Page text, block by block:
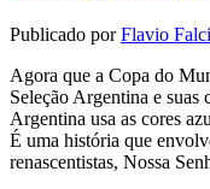
Publicado porFlavio
Agora que a Copa do
Seleção Argentina e
Argentina usa as cores
É uma história que
renascentistas, Nossa